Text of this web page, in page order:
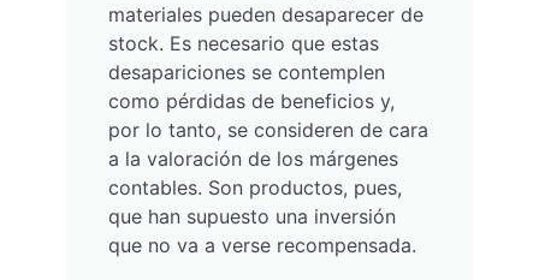
materiales pueden desaparecer de
stock. Es necesario que estas
desapariciones se contemplen
como pérdidas de beneficios y,
por lo tanto, se consideren de cara
a la valoración de los márgenes
contables. Son productos, pues,
que han supuesto una inversión
que no va a verse recompensada.